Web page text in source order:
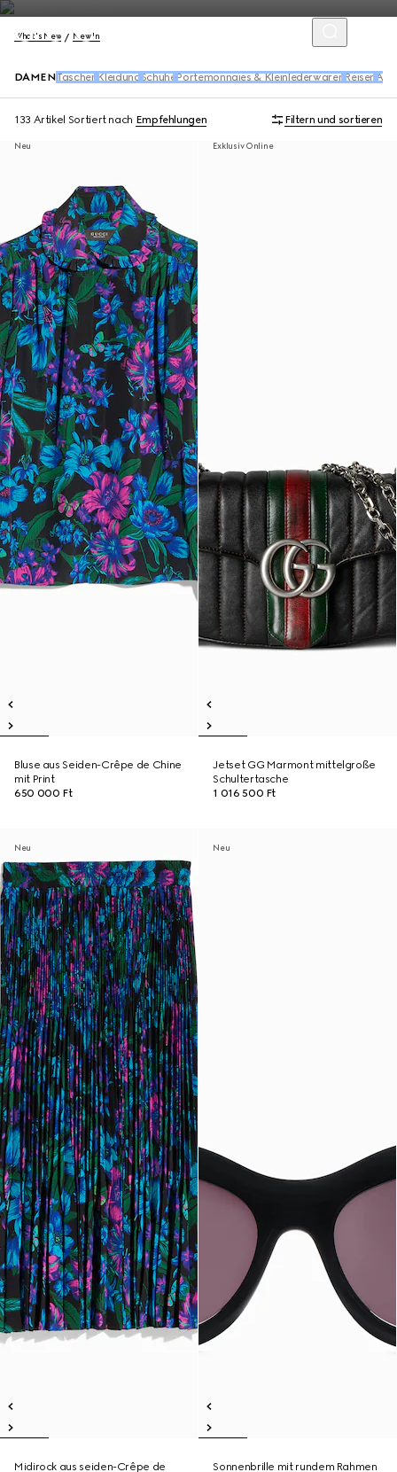
What's New New In
DAMEN Taschen Kleidung SchuhePortemonnaies & Kleinlederwaren Reisen
133 Artikel Sortiert nach Empfehlungen Filtern und sortieren
Neu
Bluse aus Seiden-Crêpe de Chine
mit Print
650 000 Ft
Exklusiv Online
Jetset GG Marmont mittelgroße
Schultertasche
1 016 500 Ft
Neu
Midirock aus seiden-Crêpe de
Neu
Sonnenbrille mit rundem Rahmen